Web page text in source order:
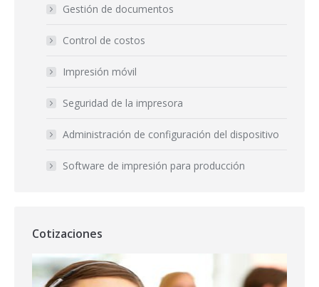
Gestión de documentos
Control de costos
Impresión móvil
Seguridad de la impresora
Administración de configuración del dispositivo
Software de impresión para producción
Cotizaciones